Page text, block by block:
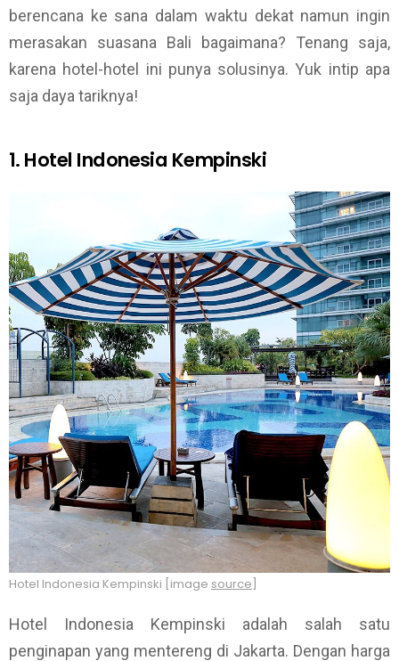
berencana ke sana dalam waktu dekat namun ingin
merasakan suasana Bali bagaimana? Tenang saja,
karena hotel-hotel ini punya solusinya. Yuk intip apa
saja daya tariknya!
1. Hotel Indonesia Kempinski
Hotel Indonesia Kempinski [image source
Hotel Indonesia Kempinski adalah salah satu
penginapan yang mentereng di Jakarta. Dengan harga